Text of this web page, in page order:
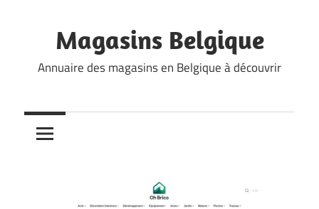
contentMagasins Belgique
Annuaire des magasins en Belgique à découvrir